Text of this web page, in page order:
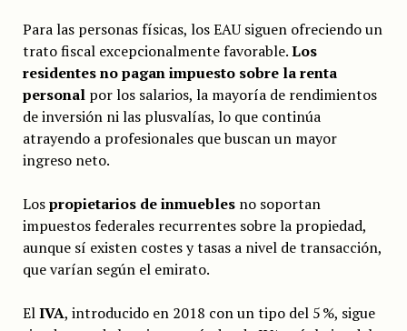
Para las personas físicas, los EAU siguen ofreciendo un
trato fiscal excepcionalmente favorable.Los
residentes no pagan impuesto sobre la renta
personalpor los salarios, la mayoría de rendimientos
de inversión ni las plusvalías, lo que continúa
atrayendo a profesionales que buscan un mayor
ingreso neto.
Lospropietarios de inmueblesno soportan
impuestos federales recurrentes sobre la propiedad,
aunque sí existen costes y tasas a nivel de transacción,
que varían según el emirato.
ElIVA, introducido en 2018 con un tipo del 5 %, sigue